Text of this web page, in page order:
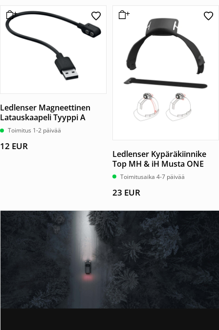
Ledlenser Magneettinen
Latauskaapeli Tyyppi A
Toimitus 1-2 päivää
12 EUR
Ledlenser Kypäräkiinnike
Top MH & iH Musta ONE
Toimitusaika 4-7 päivää
23 EUR